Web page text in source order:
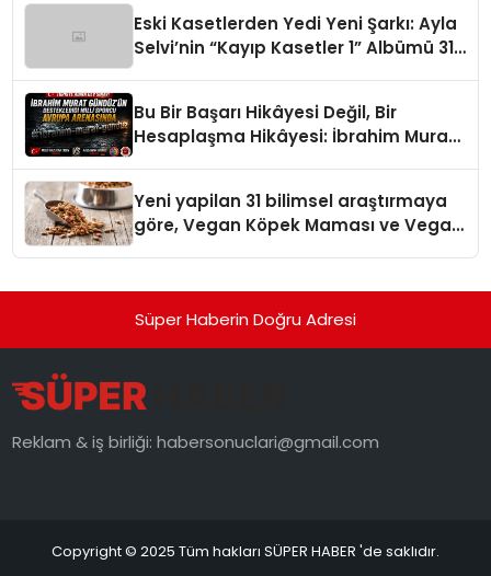
Eski Kasetlerden Yedi Yeni Şarkı: Ayla
Selvi’nin “Kayıp Kasetler 1” Albümü 31
Bu Bir Başarı Hikâyesi Değil, Bir
Hesaplaşma Hikâyesi: İbrahim Murat
Yeni yapilan 31 bilimsel araştırmaya
göre, Vegan Köpek Maması ve Vegan
Süper Haberin Doğru Adresi
Reklam & iş birliği:habersonuclari@gmail.com
Copyright © 2025 Tüm hakları SÜPER HABER 'de saklıdır.